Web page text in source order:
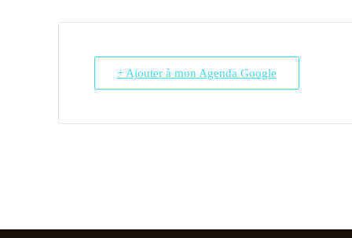
+ Ajouter à mon Agenda Google